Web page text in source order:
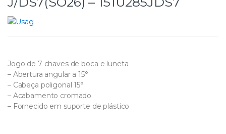
Jogo de 7 chaves de boca e luneta
– Abertura angular a 15°
– Cabeça poligonal 15°
– Acabamento cromado
– Fornecido em suporte de plástico